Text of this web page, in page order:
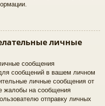
личные
сообщения
сообщений в вашем личном
личные сообщения от
жалобы на сообщения
отправку личных